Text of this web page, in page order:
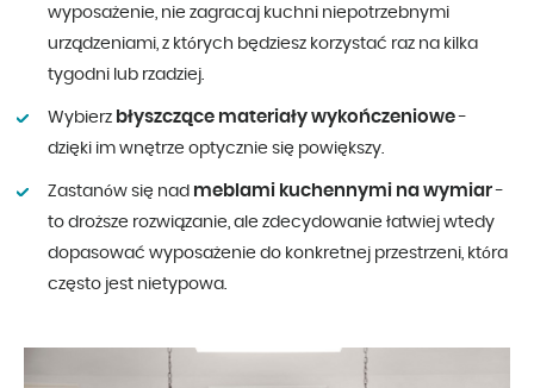
wyposażenie, nie zagracaj kuchni niepotrzebnymi
urządzeniami, z których będziesz korzystać raz na kilka
tygodni lub rzadziej.
Wybierz błyszczące materiały wykończeniowe-
dzięki im wnętrze optycznie się powiększy.
Zastanów się nad meblami kuchennymi na wymiar-
to droższe rozwiązanie, ale zdecydowanie łatwiej wtedy
dopasować wyposażenie do konkretnej przestrzeni, która
często jest nietypowa.